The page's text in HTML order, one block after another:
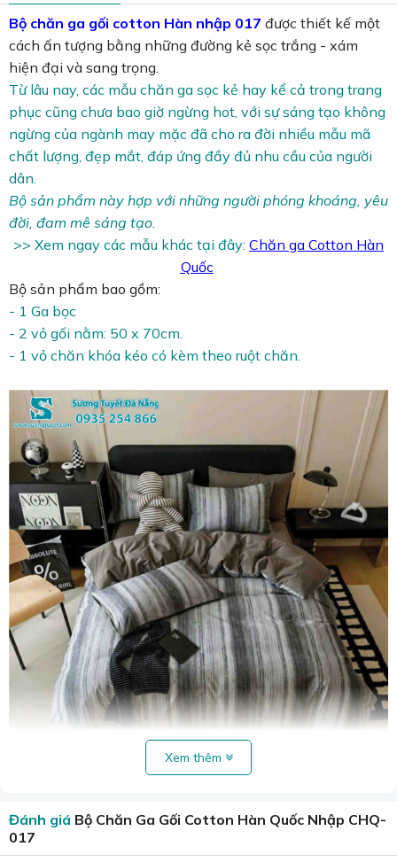
Bộ chăn ga gối cotton Hàn nhập 017 được thiết kế một
cách ấn tượng bằng những đường kẻ sọc trắng - xám
hiện đại và sang trọng.
Từ lâu nay, các mẫu chăn ga sọc kẻ hay kể cả trong trang
phục cũng chưa bao giờ ngừng hot, với sự sáng tạo không
ngừng của ngành may mặc đã cho ra đời nhiều mẫu mã
chất lượng, đẹp mắt, đáp ứng đầy đủ nhu cầu của người
dân.
Bộ sản phẩm này hợp với những người phóng khoáng, yêu
đời, đam mê sáng tạo.
>> Xem ngay các mẫu khác tại đây: Chăn ga Cotton Hàn
Quốc
Bộ sản phẩm bao gồm:
- 1 Ga bọc
- 2 vỏ gối nằm: 50 x 70cm.
- 1 vỏ chăn khóa kéo có kèm theo ruột chăn.
thoáng mát. Chất liệu vải nhẹ, dễ giặt, nhanh khô và
Xem thêm
Đánh giá Bộ Chăn Ga Gối Cotton Hàn Quốc Nhập CHQ-
017